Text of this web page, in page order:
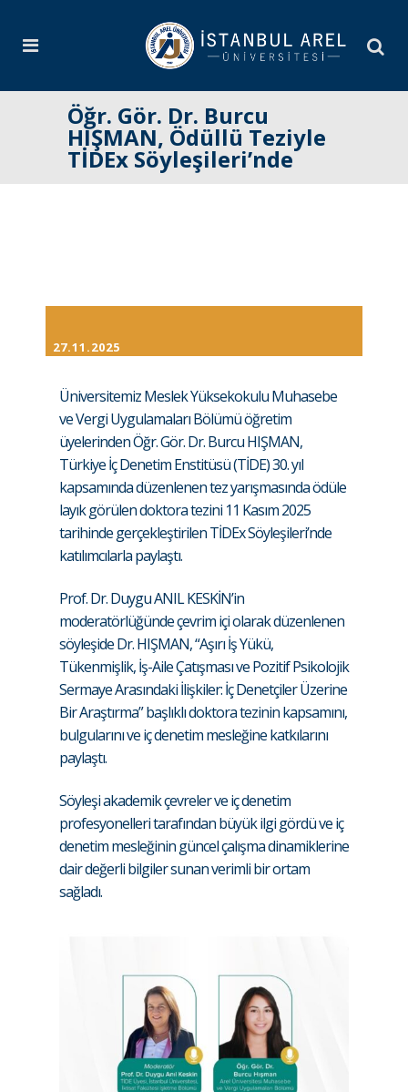
Öğr. Gör. Dr. Burcu
HIŞMAN, Ödüllü Teziyle
TİDEx Söyleşileri’nde
27.11.2025
Üniversitemiz Meslek Yüksekokulu Muhasebe
ve Vergi Uygulamaları Bölümü öğretim
üyelerinden Öğr. Gör. Dr. Burcu HIŞMAN,
Türkiye İç Denetim Enstitüsü (TİDE) 30. yıl
kapsamında düzenlenen tez yarışmasında ödüle
layık görülen doktora tezini 11 Kasım 2025
tarihinde gerçekleştirilen TİDEx Söyleşileri’nde
katılımcılarla paylaştı.
Prof. Dr. Duygu ANIL KESKİN’in
moderatörlüğünde çevrim içi olarak düzenlenen
söyleşide Dr. HIŞMAN, “Aşırı İş Yükü,
Tükenmişlik, İş-Aile Çatışması ve Pozitif Psikolojik
Sermaye Arasındaki İlişkiler: İç Denetçiler Üzerine
Bir Araştırma” başlıklı doktora tezinin kapsamını,
bulgularını ve iç denetim mesleğine katkılarını
paylaştı.
Söyleşi akademik çevreler ve iç denetim
profesyonelleri tarafından büyük ilgi gördü ve iç
denetim mesleğinin güncel çalışma dinamiklerine
dair değerli bilgiler sunan verimli bir ortam
sağladı.